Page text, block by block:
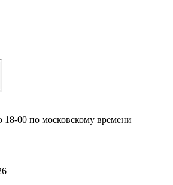
00 по московскому времени